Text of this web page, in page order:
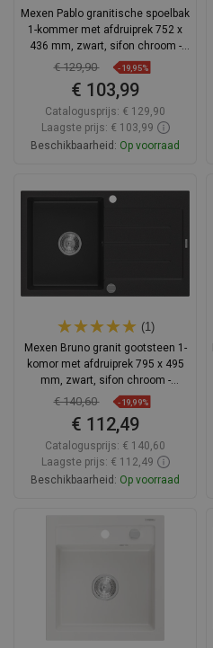
Mexen Pablo granitische spoelbak
1-kommer met afdruiprek 752 x
436 mm, zwart, sifon chroom -
6510751010-77
€ 129,90 -19,95%
€ 103,99
Catalogusprijs: € 129,90
Laagste prijs: € 103,99
Beschikbaarheid: Op voorraad
(1)
Mexen Bruno granit gootsteen 1-
komor met afdruiprek 795 x 495
mm, zwart, sifon chroom -
6513791010-77
€ 140,60 -19,99%
€ 112,49
Catalogusprijs: € 140,60
Laagste prijs: € 112,49
Beschikbaarheid: Op voorraad
In winkelwagen
favorite_border